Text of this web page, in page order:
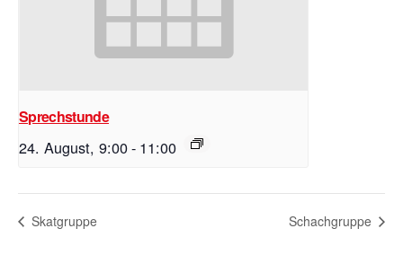
Sprechstunde
24. August, 9:00- 11:00
Skatgruppe Schachgruppe